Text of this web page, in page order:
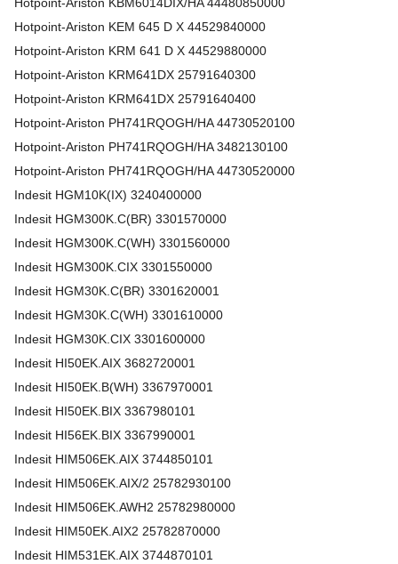
Hotpoint-Ariston KEM 645 D X 44529840000
Hotpoint-Ariston KRM 641 D X 44529880000
Hotpoint-Ariston KRM641DX 25791640300
Hotpoint-Ariston KRM641DX 25791640400
Hotpoint-Ariston PH741RQOGH/HA 44730520100
Hotpoint-Ariston PH741RQOGH/HA 3482130100
Hotpoint-Ariston PH741RQOGH/HA 44730520000
Indesit HGM10K(IX) 3240400000
Indesit HGM300K.C(BR) 3301570000
Indesit HGM300K.C(WH) 3301560000
Indesit HGM300K.CIX 3301550000
Indesit HGM30K.C(BR) 3301620001
Indesit HGM30K.C(WH) 3301610000
Indesit HGM30K.CIX 3301600000
Indesit HI50EK.AIX 3682720001
Indesit HI50EK.B(WH) 3367970001
Indesit HI50EK.BIX 3367980101
Indesit HI56EK.BIX 3367990001
Indesit HIM506EK.AIX 3744850101
Indesit HIM506EK.AIX/2 25782930100
Indesit HIM506EK.AWH2 25782980000
Indesit HIM50EK.AIX2 25782870000
Indesit HIM531EK.AIX 3744870101